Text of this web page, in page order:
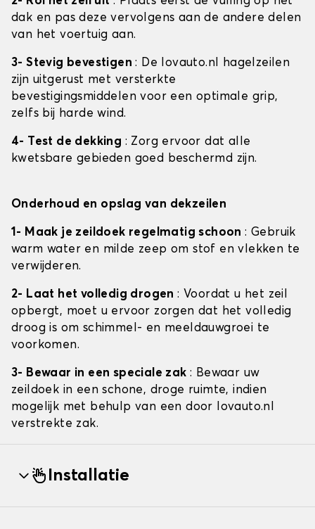
dak en pas deze vervolgens aan de andere delen
van het voertuig aan.
3- Stevig bevestigen: De lovauto.nl hagelzeilen
zijn uitgerust met versterkte
bevestigingsmiddelen voor een optimale grip,
zelfs bij harde wind.
4- Test de dekking : Zorg ervoor dat alle
kwetsbare gebieden goed beschermd zijn.
Onderhoud en opslag van dekzeilen
1- Maak je zeildoek regelmatig schoon: Gebruik
warm water en milde zeep om stof en vlekken te
verwijderen.
2- Laat het volledig drogen: Voordat u het zeil
opbergt, moet u ervoor zorgen dat het volledig
droog is om schimmel- en meeldauwgroei te
voorkomen.
3- Bewaar in een speciale zak : Bewaar uw
zeildoek in een schone, droge ruimte, indien
mogelijk met behulp van een door lovauto.nl
verstrekte zak.
Installatie